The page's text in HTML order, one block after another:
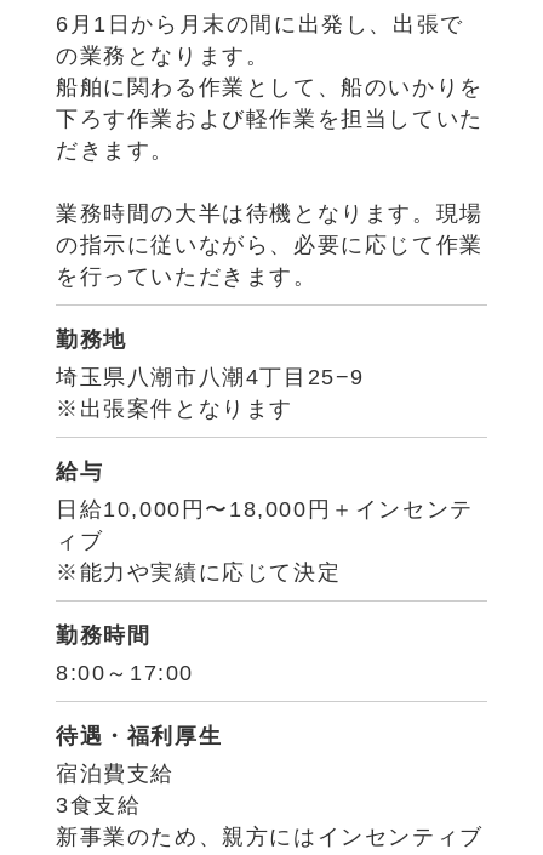
6月1日から月末の間に出発し、出張で
の業務となります。
船舶に関わる作業として、船のいかりを
下ろす作業および軽作業を担当していた
だきます。
業務時間の大半は待機となります。現場
の指示に従いながら、必要に応じて作業
を行っていただきます。
勤務地
埼玉県八潮市八潮4丁目25−9
※出張案件となります
給与
日給10,000円〜18,000円＋インセンテ
ィブ
※能力や実績に応じて決定
勤務時間
8:00～17:00
待遇・福利厚生
宿泊費支給
3食支給
新事業のため、親方にはインセンティブ